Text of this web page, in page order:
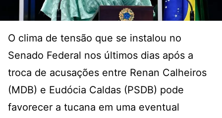
O clima de tensão que se instalou no
Senado Federal nos últimos dias após a
troca de acusações entre Renan Calheiros
(MDB) e Eudócia Caldas (PSDB) pode
favorecer a tucana em uma eventual